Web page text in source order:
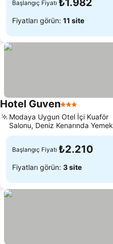
Başlangıç Fiyatı ₺1.982
Fiyatları görün: 11 site
Hotel Guven3 Yıldız
Modaya Uygun Otel İçi Kuaför
Salonu, Deniz Kenarında Yemek
Keyfi
Başlangıç Fiyatı ₺2.210
Fiyatları görün: 3 site